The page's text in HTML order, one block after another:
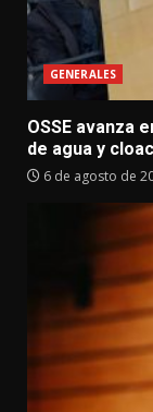
GENERALES
OSSE avanza
de agua y
6 de agosto de